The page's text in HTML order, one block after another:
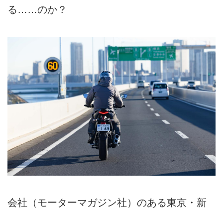
る……のか？
会社（モーターマガジン社）のある東京・新